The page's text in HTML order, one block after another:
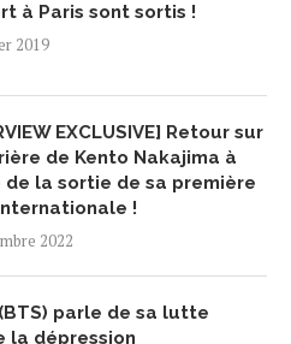
à Paris sont sortis !
2019
EXCLUSIVE] Retour sur
de Kento Nakajima à
de la sortie de sa première
!
2022
parle de sa lutte
la dépression